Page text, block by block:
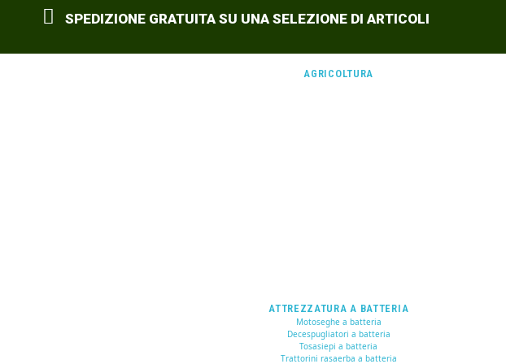
SPEDIZIONE GRATUITA SU UNA SELEZIONE DI ARTICOLI
AGRICOLTURA
ATTREZZATURA A BATTERIA
Motoseghe a batteria
Decespugliatori a batteria
Tosasiepi a batteria
Trattorini rasaerba a batteria